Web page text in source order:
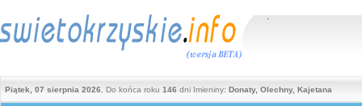
Piątek, 07 sierpnia 2026 , Do końca roku 146 dni Imieniny: Donaty, Olechny, Kajetana